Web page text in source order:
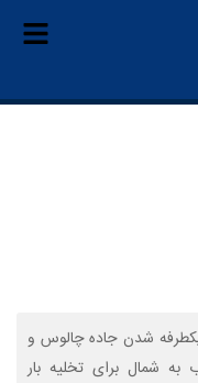
شدن جاده چالوس و
به شمال برای تخلیه بار